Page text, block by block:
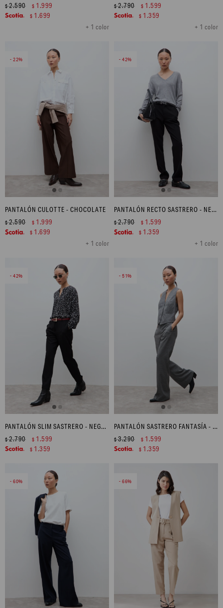
+ 1 color
$2.590 $ 1.999
$ 1.699
+ 1 color
$2.790 $ 1.599
$ 1.359
22
PANTALÓN CULOTTE - CHOCOLATE
+ 1 color
$2.590 $ 1.999
$ 1.699
42
PANTALÓN RECTO SASTRERO - NEGRO
+ 1 color
$2.790 $ 1.599
$ 1.359
42
PANTALÓN SLIM SASTRERO - NEGRO
$2.790 $ 1.599
$ 1.359
51
PANTALÓN SASTRERO FANTASÍA - GRIS
$3.290 $ 1.599
$ 1.359
60 66